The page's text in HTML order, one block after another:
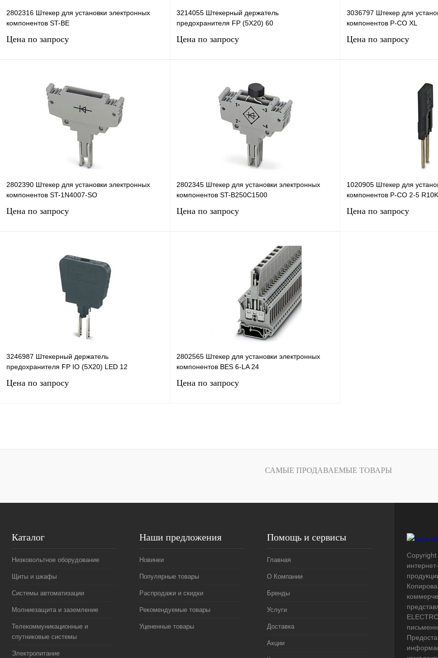
2802316 Штекер для установки электронных
компонентов ST-BE
Цена по запросу
Купить в 1 клик Сравнение
Под заказ
3214055 Штекерный держатель
предохранителя FP (5X20) 60
Цена по запросу
Купить в 1 клик Сравнение
Под заказ
3036797 Штекер для
компонентов P-CO XL
Цена по запросу
2802390 Штекер для установки электронных
компонентов ST-1N4007-SO
Цена по запросу
Сравнение
Под заказ
2802345 Штекер для установки электронных
компонентов ST-B250C1500
Цена по запросу
Запросить цену
Сравнение
Под заказ
1020905 Штекер для
компонентов P-CO 2-5 R10K
Цена по запросу
3246987 Штекерный держатель
предохранителя FP IO (5X20) LED 12
Цена по запросу
Купить в 1 клик Сравнение
2802565 Штекер для установки электронных
компонентов BES 6-LA 24
Цена по запросу
Купить в 1 клик Сравнение
САМЫЕ ПРОДАВАЕМЫЕ ТОВАРЫ
Каталог
Низковольтное оборудование
Щиты и шкафы
Системы автоматизации
Молниезащита и заземление
Телекоммуникационные и
спутниковые системы
Электропитание
Наши предложения
Новинки
Популярные товары
Распродажи и скидки
Рекомендуемые товары
Уцененные товары
Помощь и сервисы
Главная
О Компании
Бренды
Услуги
Доставка
Акции